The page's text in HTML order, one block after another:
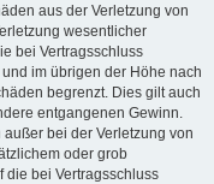
aus der Verletzung von
wesentlicher
bei Vertragsschluss
im übrigen der Höhe nach
begrenzt. Dies gilt auch
entgangenen Gewinn.
bei der Verletzung von
oder grob
die bei Vertragsschluss